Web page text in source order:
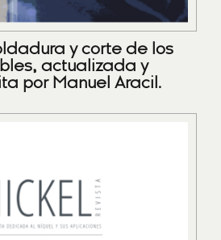
y corte de los
actualizada y
por Manuel Aracil.